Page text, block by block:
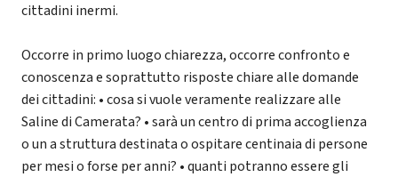
cittadini inermi.
Occorre in primo luogo chiarezza, occorre confronto e
conoscenza e soprattutto risposte chiare alle domande
dei cittadini: • cosa si vuole veramente realizzare alle
Saline di Camerata? • sarà un centro di prima accoglienza
o un a struttura destinata o ospitare centinaia di persone
per mesi o forse per anni? • quanti potranno essere gli